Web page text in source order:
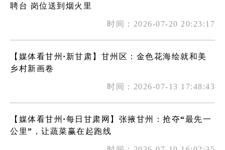
聘台 岗位送到烟火里
时间：2026-07-20 20:23:17
【媒体看甘州·新甘肃】甘州区：金色花海绘就和美
乡村新画卷
时间：2026-07-13 17:48:43
【媒体看甘州·每日甘肃网】张掖甘州：抢夺“最先一
公里”，让蔬菜赢在起跑线